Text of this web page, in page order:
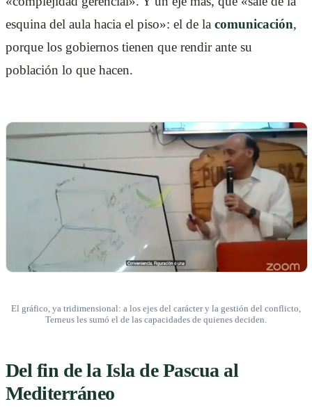
esquina del aula hacia el piso»: el de la comunicación,
porque los gobiernos tienen que rendir ante su
población lo que hacen.
El gráfico, ya tridimensional: a los ejes del carácter y la gestión del conflicto,
Terneus les sumó el de las capacidades de quienes deciden.
Del fin de la Isla de Pascua al
Mediterráneo